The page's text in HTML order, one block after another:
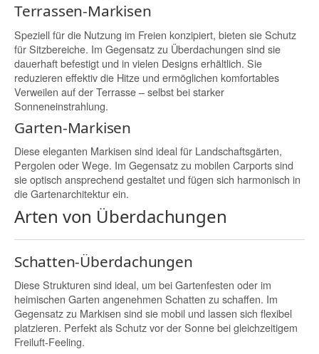
Terrassen-Markisen
Speziell für die Nutzung im Freien konzipiert, bieten sie Schutz
für Sitzbereiche. Im Gegensatz zu Überdachungen sind sie
dauerhaft befestigt und in vielen Designs erhältlich. Sie
reduzieren effektiv die Hitze und ermöglichen komfortables
Verweilen auf der Terrasse – selbst bei starker
Sonneneinstrahlung.
Garten-Markisen
Diese eleganten Markisen sind ideal für Landschaftsgärten,
Pergolen oder Wege. Im Gegensatz zu mobilen Carports sind
sie optisch ansprechend gestaltet und fügen sich harmonisch in
die Gartenarchitektur ein.
Arten von Überdachungen
Schatten-Überdachungen
Diese Strukturen sind ideal, um bei Gartenfesten oder im
heimischen Garten angenehmen Schatten zu schaffen. Im
Gegensatz zu Markisen sind sie mobil und lassen sich flexibel
platzieren. Perfekt als Schutz vor der Sonne bei gleichzeitigem
Freiluft-Feeling.